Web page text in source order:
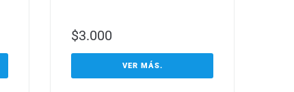
$3.000
VER MÁS.